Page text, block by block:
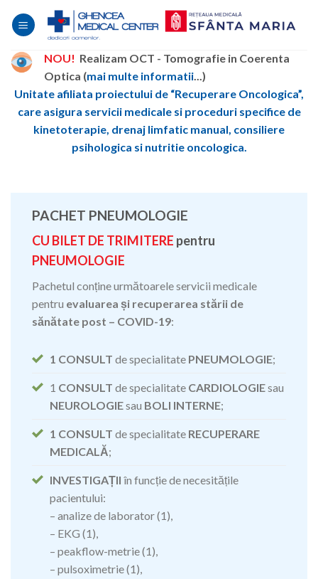
NOU! Realizam OCT - Tomografie in Coerenta
Optica (mai multe informatii...)
Unitate afiliata proiectului de “Recuperare Oncologica”,
care asigura servicii medicale si proceduri specifice de
kinetoterapie, drenaj limfatic manual, consiliere
psihologica si nutritie oncologica.
PACHET PNEUMOLOGIE
CU BILET DE TRIMITERE pentru
PNEUMOLOGIE
Pachetul conține următoarele servicii medicale
pentru evaluarea și recuperarea stării de
sănătate post – COVID-19:
1 CONSULT de specialitate PNEUMOLOGIE;
1 CONSULT de specialitate CARDIOLOGIEsau
NEUROLOGIEsau BOLI INTERNE;
1 CONSULT de specialitate RECUPERARE
MEDICALĂ;
INVESTIGAȚII în funcție de necesitățile
pacientului:
– analize de laborator (1),
– EKG (1),
– peakflow-metrie (1),
– pulsoximetrie (1),